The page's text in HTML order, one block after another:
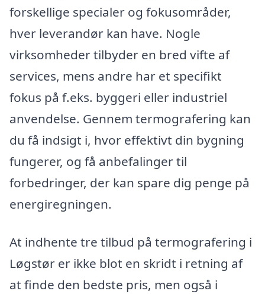
forskellige specialer og fokusområder,
hver leverandør kan have. Nogle
virksomheder tilbyder en bred vifte af
services, mens andre har et specifikt
fokus på f.eks. byggeri eller industriel
anvendelse. Gennem termografering kan
du få indsigt i, hvor effektivt din bygning
fungerer, og få anbefalinger til
forbedringer, der kan spare dig penge på
energiregningen.
At indhente tre tilbud på termografering i
Løgstør er ikke blot en skridt i retning af
at finde den bedste pris, men også i